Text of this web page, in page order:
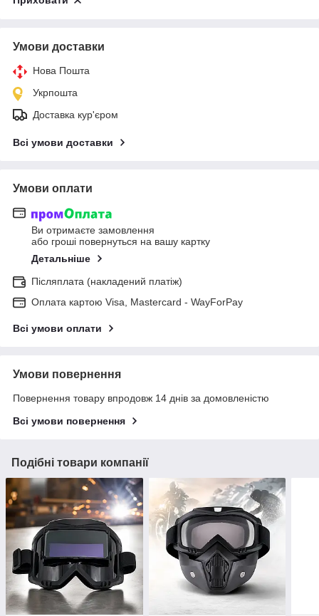
Умови доставки
Нова Пошта
Укрпошта
Доставка кур'єром
Всі умови доставки
Умови оплати
Ви отримаєте замовлення
або гроші повернуться на вашу картку
Детальніше
Післяплата (накладений платіж)
Оплата картою Visa, Mastercard - WayForPay
Всі умови оплати
Умови повернення
Повернення товару впродовж 14 днів за домовленістю
Всі умови повернення
Подібні товари компанії